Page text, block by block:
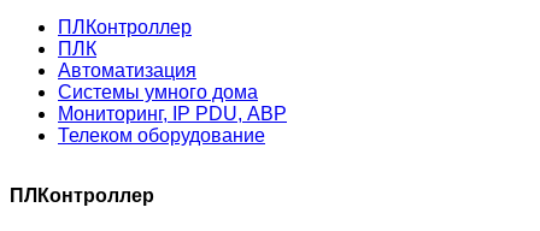
ПЛКонтроллер
ПЛК
Автоматизация
Системы умного дома
Мониторинг, IP PDU, АВР
Телеком оборудование
ПЛКонтроллер